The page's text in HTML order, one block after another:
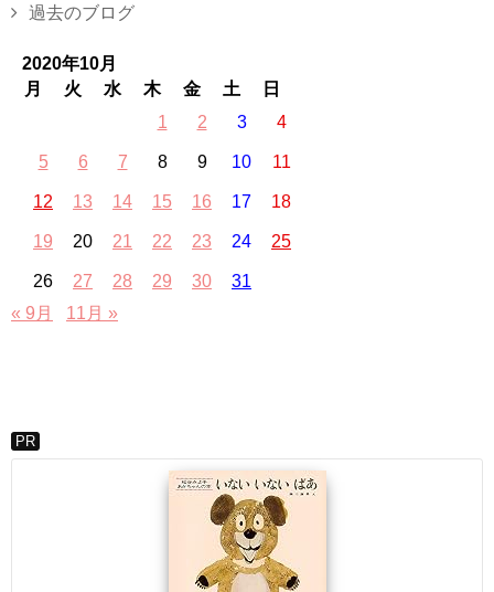
過去のブログ
2020年10月
月
火 水 木 金 土
日
1
2 3 4
5 6 7 8 9 10 11
12 13 14 15 16 17 18
19 20 21 22 23 24 25
26 27 28 29 30
31
« 9月
11月 »
PR